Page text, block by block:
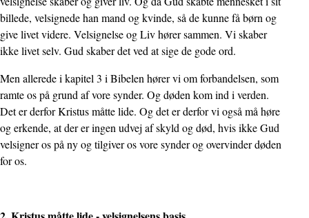
billede, velsignede han mand og kvinde, så de kunne få børn og
give livet videre. Velsignelse og Liv hører sammen. Vi skaber
ikke livet selv. Gud skaber det ved at sige de gode ord.
Men allerede i kapitel 3 i Bibelen hører vi om forbandelsen, som
ramte os på grund af vore synder. Og døden kom ind i verden.
Det er derfor Kristus måtte lide. Og det er derfor vi også må høre
og erkende, at der er ingen udvej af skyld og død, hvis ikke Gud
velsigner os på ny og tilgiver os vore synder og overvinder døden
for os.